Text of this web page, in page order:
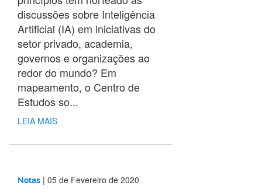
discussões sobre Inteligência
Artificial (IA) em iniciativas do
setor privado, academia,
governos e organizações ao
redor do mundo? Em
mapeamento, o Centro de
Estudos so...
LEIA MAIS
Notas | 05 de Fevereiro de 2020